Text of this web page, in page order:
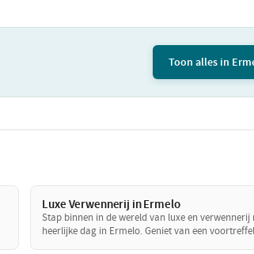
Toon alles in
Luxe Verwennerij in Ermelo
Stap binnen in de wereld van luxe en verwennerij
heerlijke dag in Ermelo. Geniet van een